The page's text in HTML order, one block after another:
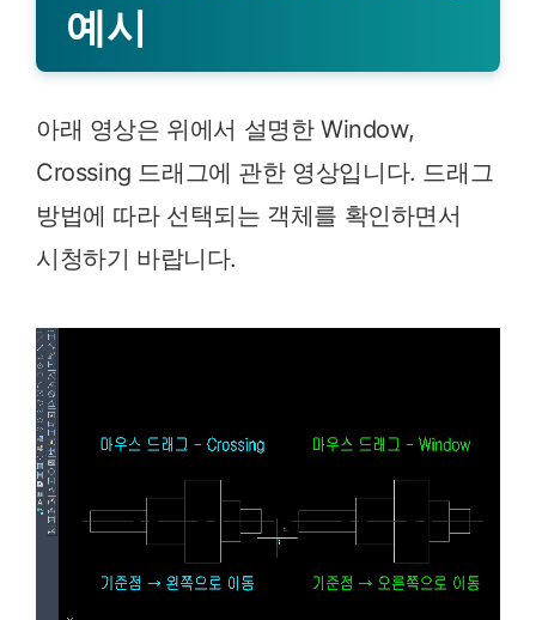
예시
아래 영상은 위에서 설명한 Window,
Crossing 드래그에 관한 영상입니다. 드래그
방법에 따라 선택되는 객체를 확인하면서
시청하기 바랍니다.